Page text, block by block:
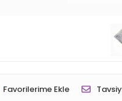
Favorilerime Ekle